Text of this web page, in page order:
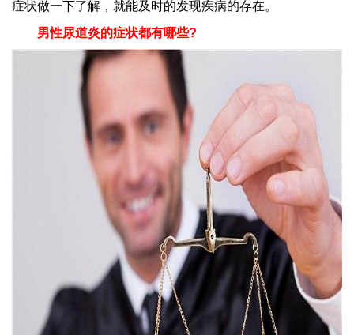
症状做一下了解，就能及时的发现疾病的存在。
男性尿道炎的症状都有哪些?